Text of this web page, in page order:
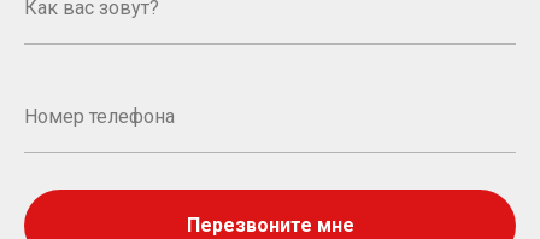
Перезвоните мне